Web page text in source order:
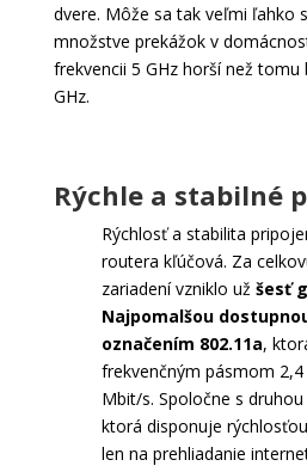
dvere. Môže sa tak veľmi ľahko
množstve prekážok v
frekvencii 5 GHz horší než
GHz.
Rýchle a stabilné
Rýchlosť a stabilita
routera kľúčová. Za
zariadení vzniklo už šesť
Najpomalšou
označením 802.11a,
frekvenčným pásmom
Mbit/s. Spoločne s
ktorá disponuje
len na prehliadanie